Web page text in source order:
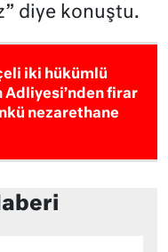
diye konuştu.
iki hükümlü
Adliyesi’nden firar
nezarethane